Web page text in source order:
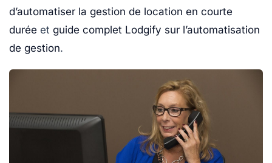
d’automatiser la gestion de location en courte
durée et guide complet Lodgify sur l’automatisation
de gestion.